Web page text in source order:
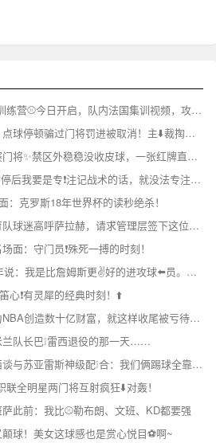
【今日球星视频】马刺迷你训练营⚾今日开启，队内法国集训视频，攻防强度直接拉满！
[全程剪辑]聪明反被聪明误！点球停顿骗过门将罚进被取消！主⬇️裁掏黄牌伺候！
[冲击力画面]逆天！南非联赛门将✨禁区外稳稳没收皮球，一张红牌直接懵了
[今日集锦片段]香波特⚽：暂停后我要是专❗注记战术的话，就没法专注⬅️投篮了！
克罗斯18年世界杯的读秒绝杀！
[爆点视频]土超特拉布宗体育队球迷高呼萨拉赫，请求管理层签下这位球❕星！
面：守门员❗殊死一搏的时刻！
[快速看球视频]库里在2014年说：我是比詹姆斯更✌️好的进攻球⬅️员。隔年击败骑士夺冠
心❗有灵犀的经典时刻！⬆️
[表现集锦]阿里扎：詹姆斯为NBA创造数十亿财富，就这样收尾被亏待了❕！
队长巴❕雷西退役的那一天……
[热点视频]不需要眼睛！梅西谈与苏亚雷斯神级配❕合：我们俩踢球全靠脑海记忆
联全明星两门将互射疯狂⬇️对轰！
此前：我比⚾勒布朗、文班、KD都要强
球！美女这球感也是赏心悦目⚽啊~